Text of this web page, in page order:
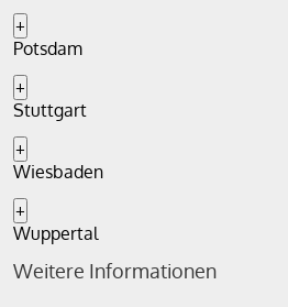
+
Potsdam
+
Stuttgart
+
Wiesbaden
+
Wuppertal
Weitere Informationen